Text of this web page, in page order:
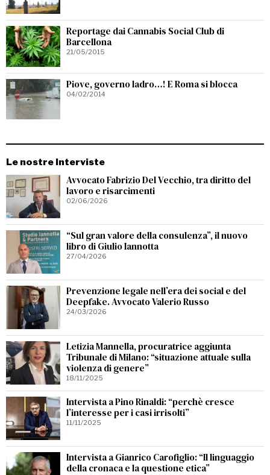
Reportage dai Cannabis Social Club di
Barcellona
21/05/2015
Piove, governo ladro…! E Roma si blocca
04/02/2014
Le nostre Interviste
Avvocato Fabrizio Del Vecchio, tra diritto del
lavoro e risarcimenti
02/06/2026
“Sul gran valore della consulenza”, il nuovo
libro di Giulio Iannotta
27/04/2026
Prevenzione legale nell’era dei social e del
Deepfake. Avvocato Valerio Russo
24/03/2026
Letizia Mannella, procuratrice aggiunta
Tribunale di Milano: “situazione attuale sulla
violenza di genere”
18/11/2025
Intervista a Pino Rinaldi: “perchè cresce
l’interesse per i casi irrisolti”
11/11/2025
Intervista a Gianrico Carofiglio: “Il linguaggio
della cronaca e la questione etica”